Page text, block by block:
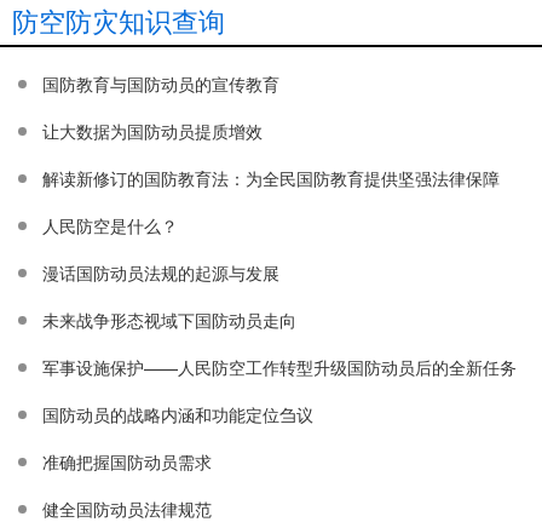
防空防灾知识查询
国防教育与国防动员的宣传教育
让大数据为国防动员提质增效
解读新修订的国防教育法：为全民国防教育提供坚强法律保障
人民防空是什么？
漫话国防动员法规的起源与发展
未来战争形态视域下国防动员走向
军事设施保护——人民防空工作转型升级国防动员后的全新任务
国防动员的战略内涵和功能定位刍议
准确把握国防动员需求
健全国防动员法律规范